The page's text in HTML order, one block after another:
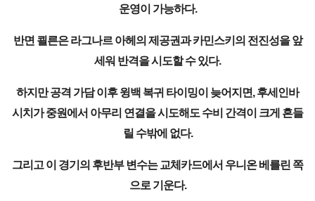
운영이 가능하다.
반면 쾰른은 라그나르 아헤의 제공권과 카민스키의 전진성을 앞
세워 반격을 시도할 수 있다.
하지만 공격 가담 이후 윙백 복귀 타이밍이 늦어지면, 후세인바
시치가 중원에서 아무리 연결을 시도해도 수비 간격이 크게 흔들
릴 수밖에 없다.
그리고 이 경기의 후반부 변수는 교체카드에서 우니온 베를린 쪽
으로 기운다.